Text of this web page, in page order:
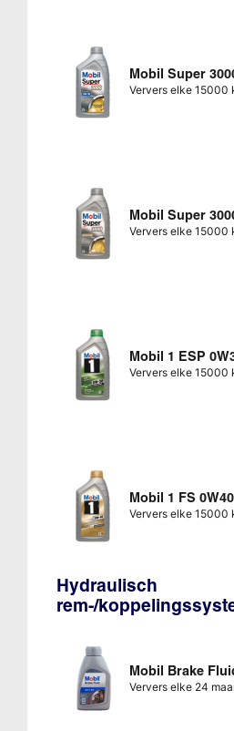
Mobil Super
Ververs elke 15000
Mobil Super
Ververs elke 15000
Mobil 1 ESP
Ververs elke 15000
Mobil 1 FS 0W40
Ververs elke 15000
Hydraulisch
rem-/
Mobil Brake
Ververs elke 24